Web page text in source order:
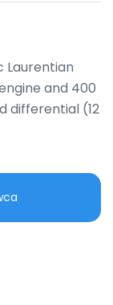
Laurentian
and 400
differential (12